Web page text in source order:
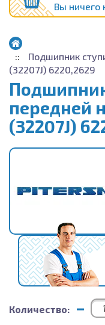
Вы ничего
Подшипник
(32207J) 6220,2629
передней
(32207J)
Количество: